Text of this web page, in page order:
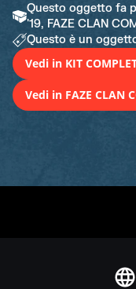
Questo oggetto fa
'19, FAZE CLAN
Questo è un
Vedi in KIT
Vedi in FAZE CLAN